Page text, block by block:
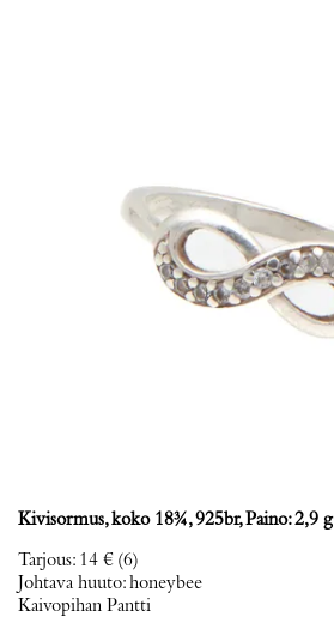
Kivisormus, koko 18¾, 925br, Paino: 2,9 g
Tarjous: 14 € (6)
Johtava huuto:honeybee
Kaivopihan Pantti